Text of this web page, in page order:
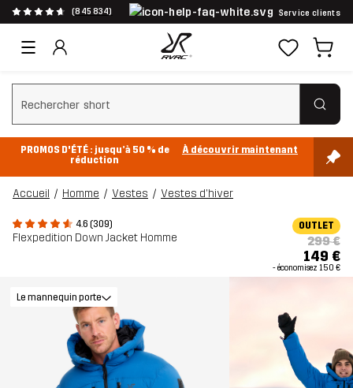
(845 834) Service clients
Effacer la recherche
PROMOS D'ÉTÉ : jusqu’à 50 % de
réduction
À découvrir maintenant
Accueil Homme Vestes Vestes d'hiver
4.6 (309)
Flexpedition Down Jacket Homme
OUTLET
299 €
149 €
- économisez 150 €
Le mannequin porte